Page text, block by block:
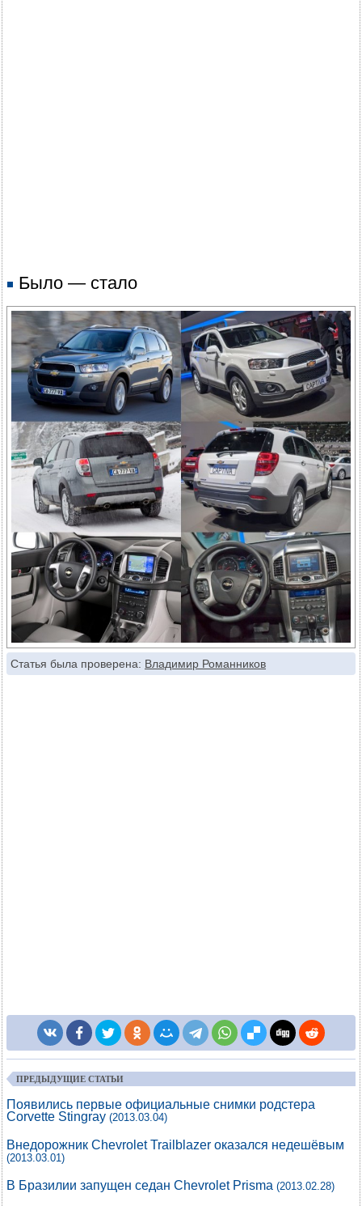
Было — стало
Статья была проверена: Владимир Романников
ПРЕДЫДУЩИЕ СТАТЬИ
Появились первые официальные снимки родстера
Corvette Stingray (2013.03.04)
Внедорожник Chevrolet Trailblazer оказался недешёвым
(2013.03.01)
В Бразилии запущен седан Chevrolet Prisma (2013.02.28)